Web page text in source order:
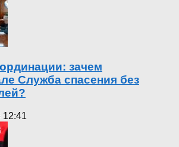
зачем
Служба спасения без
12:41